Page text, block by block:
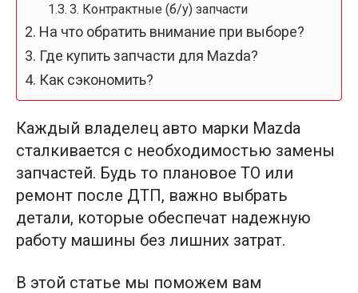
3. Контрактные (б/у) запчасти
На что обратить внимание при выборе?
Где купить запчасти для Mazda?
Как сэкономить?
Каждый владелец авто марки Mazda
сталкивается с необходимостью замены
запчастей. Будь то плановое ТО или
ремонт после ДТП, важно выбрать
детали, которые обеспечат надежную
работу машины без лишних затрат.
В этой статье мы поможем вам